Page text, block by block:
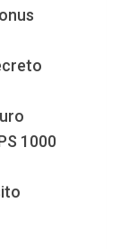
1000